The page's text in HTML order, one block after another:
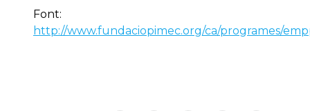
Font:
http://www.fundaciopimec.org/ca/programes/